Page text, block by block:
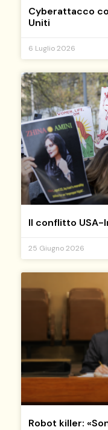
Cyberattacco
Uniti
6 Luglio 2026
Il conflitto USA-
25 Giugno 2026
Robot killer: